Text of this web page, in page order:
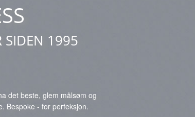
SIDEN 1995
det beste, glem målsøm og
Bespoke - for perfeksjon.